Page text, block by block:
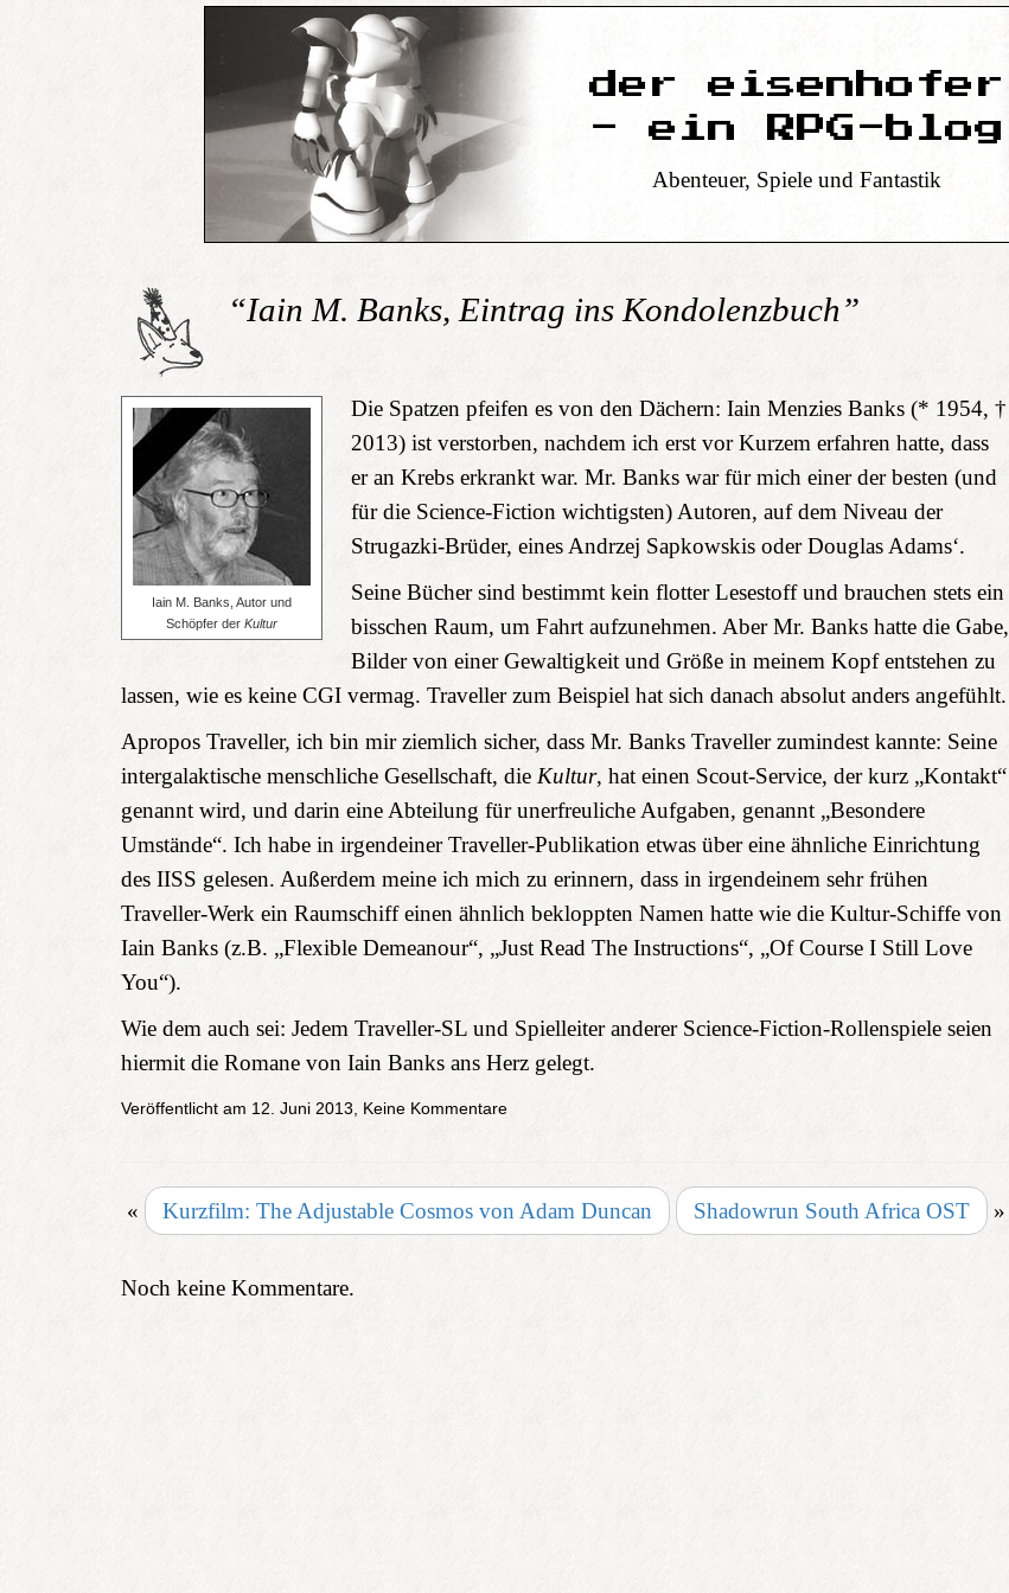
der eisenhofer
- ein RPG-blog
Abenteuer, Spiele und Fantastik
“Iain M. Banks, Eintrag ins Kondolenzbuch”
Iain M. Banks, Autor und
Schöpfer der Kultur
Die Spatzen pfeifen es von den Dächern: Iain Menzies Banks (* 1954, †
2013) ist verstorben, nachdem ich erst vor Kurzem erfahren hatte, dass
er an Krebs erkrankt war. Mr. Banks war für mich einer der besten (und
für die Science-Fiction wichtigsten) Autoren, auf dem Niveau der
Strugazki-Brüder, eines Andrzej Sapkowskis oder Douglas Adams‘.
Seine Bücher sind bestimmt kein flotter Lesestoff und brauchen stets ein
bisschen Raum, um Fahrt auf­zu­nehmen. Aber Mr. Banks hatte die Gabe,
Bilder von einer Gewaltigkeit und Größe in meinem Kopf entstehen zu
lassen, wie es keine CGI vermag. Traveller zum Beispiel hat sich danach absolut anders angefühlt.
Apropos Traveller, ich bin mir ziemlich sicher, dass Mr. Banks Traveller zumindest kannte: Seine
intergalaktische menschliche Gesellschaft, die Kultur, hat einen Scout-Service, der kurz „Kontakt“
genannt wird, und darin eine Abteilung für unerfreuliche Aufgaben, genannt „Besondere
Umstände“. Ich habe in irgendeiner Traveller-Publikation etwas über eine ähnliche Einrichtung
des IISS gelesen. Außerdem meine ich mich zu erinnern, dass in irgendeinem sehr frühen
Traveller-Werk ein Raumschiff einen ähnlich bekloppten Namen hatte wie die Kultur-Schiffe von
Iain Banks (z.B. „Flexible Demeanour“, „Just Read The Instructions“, „Of Course I Still Love
You“).
Wie dem auch sei: Jedem Traveller-SL und Spielleiter anderer Science-Fiction-Rollenspiele seien
hiermit die Romane von Iain Banks ans Herz gelegt.
Veröffentlicht am 12. Juni 2013, Keine Kommentare
« Kurzfilm: The Adjustable Cosmos von Adam Duncan Shadowrun South Africa OST »
Noch keine Kommentare.